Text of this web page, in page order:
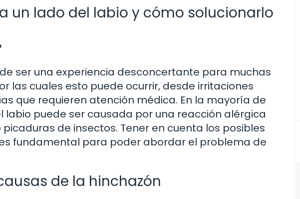
un lado del labio y cómo solucionarlo
ser una experiencia desconcertante para muchas
las cuales esto puede ocurrir, desde irritaciones
que requieren atención médica. En la mayoría de
labio puede ser causada por una reacción alérgica
de insectos. Tener en cuenta los posibles
fundamental para poder abordar el problema de
de la hinchazón